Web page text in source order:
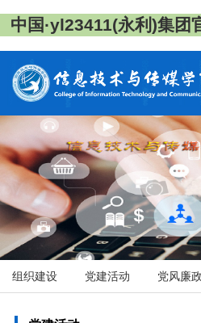
中国·yl23411(永利)集
组织建设 党建活动 党风廉政